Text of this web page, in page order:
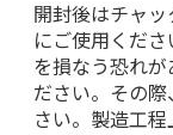
開封後はチャ
にご使用くだ
を損なう恐れ
ださい。その
さい。製造工